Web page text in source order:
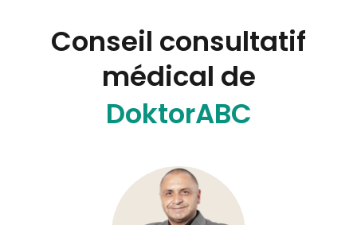
Conseil consultatif
médical de
DoktorABC